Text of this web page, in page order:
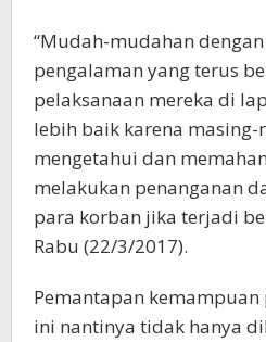
“Mudah-mudahan
pengalaman yang terus
pelaksanaan mereka di
lebih baik karena masing-
mengetahui dan
melakukan penanganan
para korban jika terjadi
Rabu (22/3/2017).
Pemantapan kemampuan
ini nantinya tidak hanya